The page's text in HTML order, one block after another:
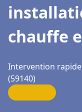
chauffe
Intervention
(59140)